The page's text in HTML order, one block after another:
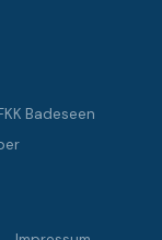
Badeseen